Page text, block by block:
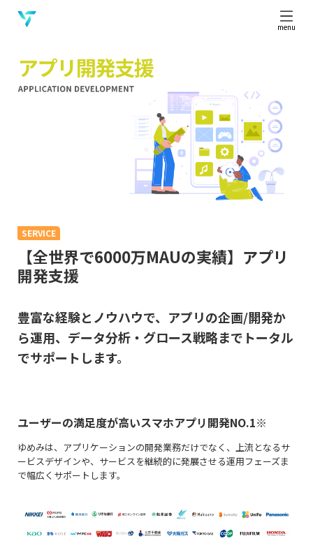
menu
SERVICE
【全世界で6000万MAUの実績】アプリ
開発支援
豊富な経験とノウハウで、アプリの企画/開発か
ら運用、 データ分析・グロース戦略までトータル
でサポートします。
ユーザーの満足度が高いスマホアプリ開発NO.1※
ゆめみは、アプリケーションの開発業務だけでなく、上流となるサ
ービスデザインや、サービスを継続的に発展させる運用フェーズま
で幅広くサポートします。